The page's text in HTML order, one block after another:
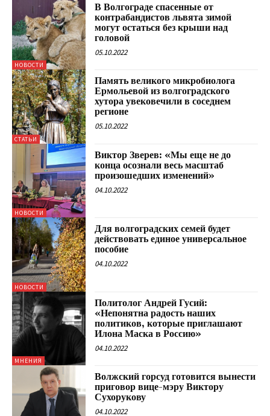
НОВОСТИ
В Волгограде спасенные от
контрабандистов львята зимой
могут остаться без крыши над
головой
05.10.2022
СТАТЬИ
Память великого микробиолога
Ермольевой из волгоградского
хутора увековечили в соседнем
регионе
05.10.2022
НОВОСТИ
Виктор Зверев: «Мы еще не до
конца осознали весь масштаб
произошедших изменений»
04.10.2022
НОВОСТИ
Для волгоградских семей будет
действовать единое универсальное
пособие
04.10.2022
МНЕНИЯ
Политолог Андрей Гусий:
«Непонятна радость наших
политиков, которые приглашают
Илона Маска в Россию»
04.10.2022
Волжский горсуд готовится вынести
приговор вице-мэру Виктору
Сухорукову
04.10.2022